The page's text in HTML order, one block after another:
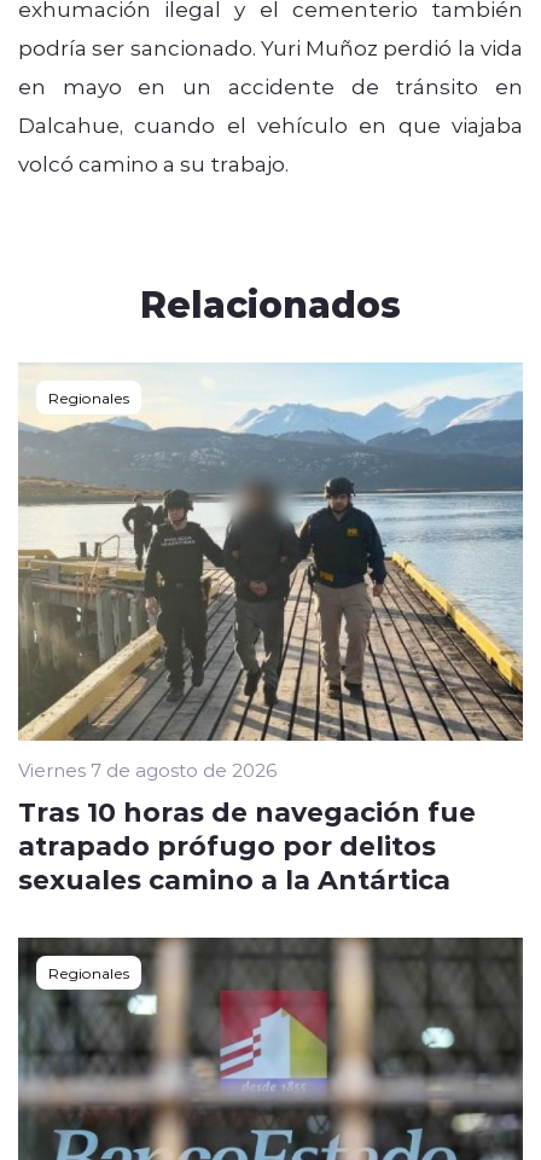
exhumación ilegal y el cementerio también
podría ser sancionado. Yuri Muñoz perdió la vida
en mayo en un accidente de tránsito en
Dalcahue, cuando el vehículo en que viajaba
volcó camino a su trabajo.
Relacionados
Regionales
Viernes 7 de agosto de 2026
Tras 10 horas de navegación fue
atrapado prófugo por delitos
sexuales camino a la Antártica
Regionales